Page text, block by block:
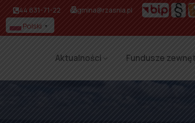
44 631-71-22 gmina@rzasnia.pl
Polski ▼
Aktualności Fundusze